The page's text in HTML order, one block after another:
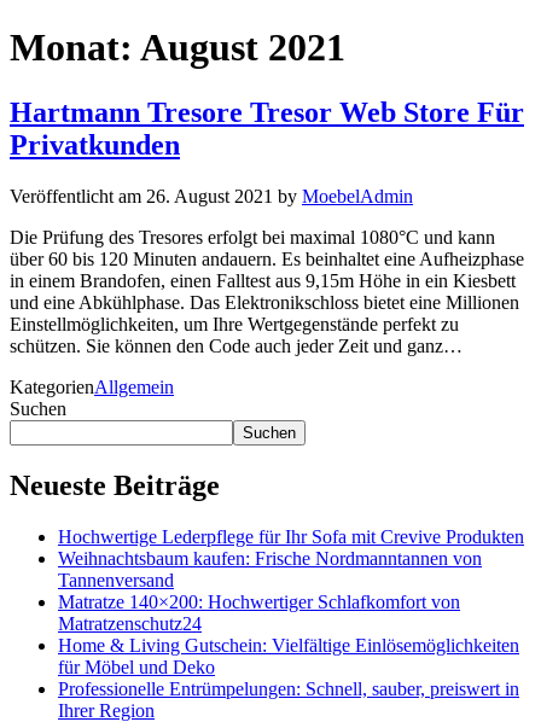
Monat: August 2021
Hartmann Tresore Tresor Web Store Für
Privatkunden
Veröffentlicht am 26. August 2021 by MoebelAdmin
Die Prüfung des Tresores erfolgt bei maximal 1080°C und kann
über 60 bis 120 Minuten andauern. Es beinhaltet eine Aufheizphase
in einem Brandofen, einen Falltest aus 9,15m Höhe in ein Kiesbett
und eine Abkühlphase. Das Elektronikschloss bietet eine Millionen
Einstellmöglichkeiten, um Ihre Wertgegenstände perfekt zu
schützen. Sie können den Code auch jeder Zeit und ganz…
KategorienAllgemein
Suchen
Suchen
Neueste Beiträge
Hochwertige Lederpflege für Ihr Sofa mit Crevive Produkten
Weihnachtsbaum kaufen: Frische Nordmanntannen von
Tannenversand
Matratze 140×200: Hochwertiger Schlafkomfort von
Matratzenschutz24
Home & Living Gutschein: Vielfältige Einlösemöglichkeiten
für Möbel und Deko
Professionelle Entrümpelungen: Schnell, sauber, preiswert in
Ihrer Region